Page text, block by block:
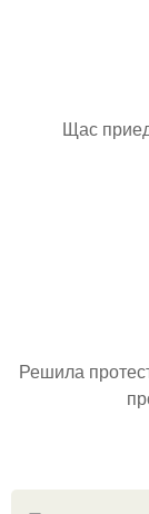
Щас
Решила